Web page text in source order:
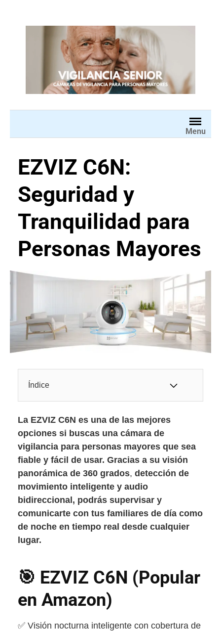
Menu
EZVIZ C6N:
Seguridad y
Tranquilidad para
Personas Mayores
Índice
La EZVIZ C6N es una de las mejores
opciones si buscas una cámara de
vigilancia para personas mayores que sea
fiable y fácil de usar. Gracias a su visión
panorámica de 360 grados, detección de
movimiento inteligente y audio
bidireccional, podrás supervisar y
comunicarte con tus familiares de día como
de noche en tiempo real desde cualquier
lugar.
🎯 EZVIZ C6N (Popular
en Amazon)
✅ Visión nocturna inteligente con cobertura de